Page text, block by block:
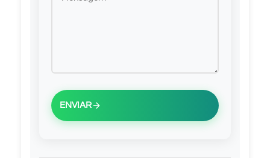
ENVIAR